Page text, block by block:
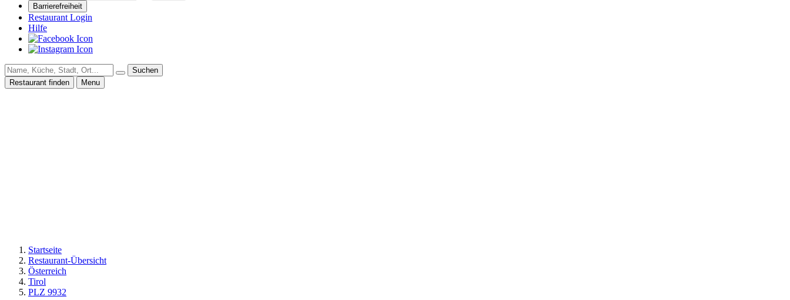
Barrierefreiheit
Restaurant Login
Hilfe
Suchen
Restaurant finden
Menu
Startseite
Restaurant-Übersicht
Österreich
Tirol
PLZ 9932